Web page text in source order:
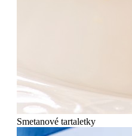
Smetanové tartaletky